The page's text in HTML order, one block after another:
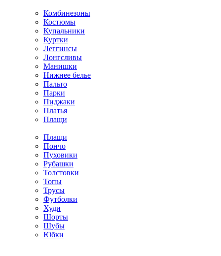
Комбинезоны
Костюмы
Купальники
Куртки
Леггинсы
Лонгсливы
Манишки
Нижнее белье
Пальто
Парки
Пиджаки
Платья
Плащи
Плащи
Пончо
Пуховики
Рубашки
Толстовки
Топы
Трусы
Футболки
Худи
Шорты
Шубы
Юбки